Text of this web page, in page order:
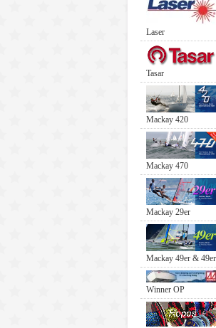
Laser
Tasar
Mackay 420
Mackay 470
Mackay 29er
Mackay 49er &
Winner OP